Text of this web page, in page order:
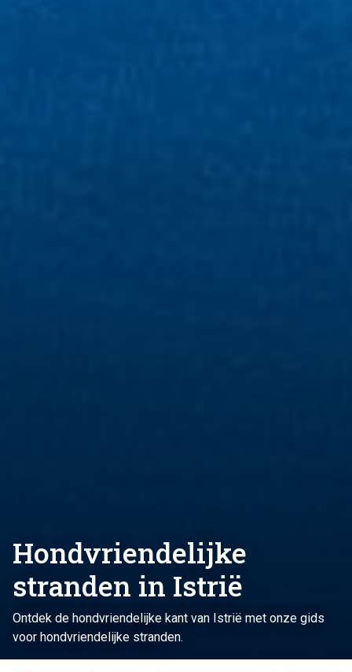
Hondvriendelijke
stranden in Istrië
Ontdek de hondvriendelijke kant van Istrië met onze gids
voor hondvriendelijke stranden.